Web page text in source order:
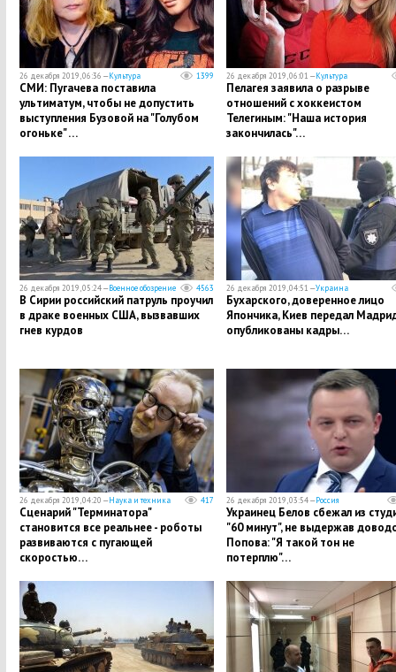
26 декабря 2019, 06:36 —Культура 1399
СМИ: Пугачева поставила
ультиматум, чтобы не допустить
выступления Бузовой на "Голубом
огоньке" …
26 декабря 2019, 06:01 —Культура
Пелагея заявила о разрыве
отношений с хоккеистом
Телегиным: "Наша история
закончилась"…
26 декабря 2019, 05:24 —Военное обозрение 4563
В Сирии российский патруль проучил
в драке военных США, вызвавших
гнев курдов
26 декабря 2019, 04:51 —Украина
​Бухарского, доверенное лицо
Япончика, Киев передал
опубликованы кадры…
26 декабря 2019, 04:20 —Наука и техника 417
Сценарий "Терминатора"
становится все реальнее - роботы
развиваются с пугающей
скоростью…
26 декабря 2019, 03:54 —Россия
Украинец Белов сбежал из
"60 минут", не выдержав
Попова: "Я такой тон не
потерплю"…